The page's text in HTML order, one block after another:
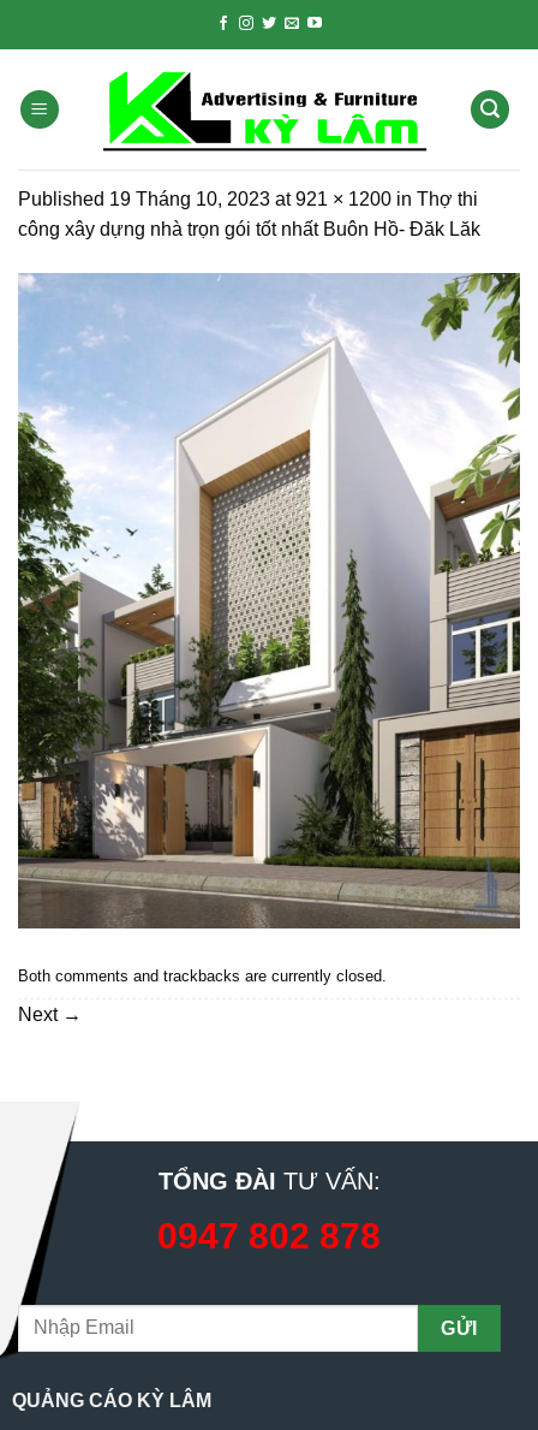
Published 19 Tháng 10, 2023 at921 × 1200 in Thợ thi
công xây dựng nhà trọn gói tốt nhất Buôn Hồ- Đăk Lăk
Both comments and trackbacks are currently closed.
Next →
TỔNG ĐÀI TƯ VẤN:
0947 802 878
QUẢNG CÁO KỲ LÂM